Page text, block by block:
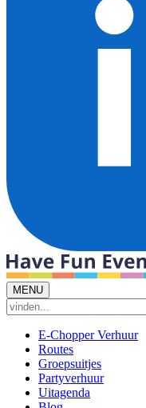
MENU
E-Chopper Verhuur
Routes
Groepsuitjes
Partyverhuur
Uitagenda